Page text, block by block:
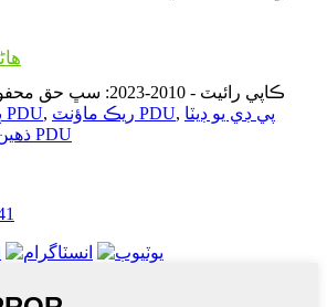
© ڪاپي رائيٽ - 2010-2023: سڀ حق محفوظ آهن.
پاور ڊسٽريبيوشن يونٽ PDU, ريڪ ماؤنٽ PDU, پي ڊي يو ڊيٽا
ذهين PDU